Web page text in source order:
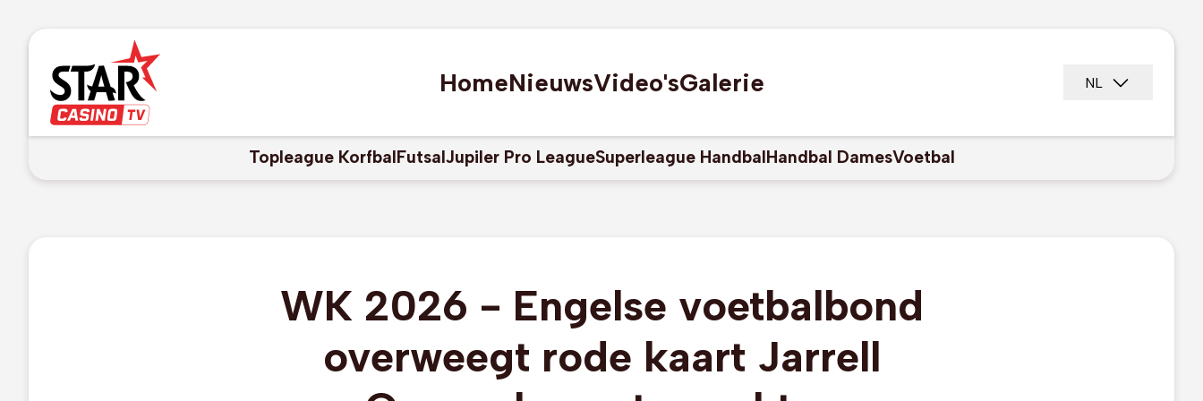
HomeNieuwsVideo'sGalerie NL
Topleague KorfbalFutsalJupiler Pro LeagueSuperleague HandbalHandbal DamesVoetbal
WK 2026 - Engelse voetbalbond
overweegt rode kaart Jarrell